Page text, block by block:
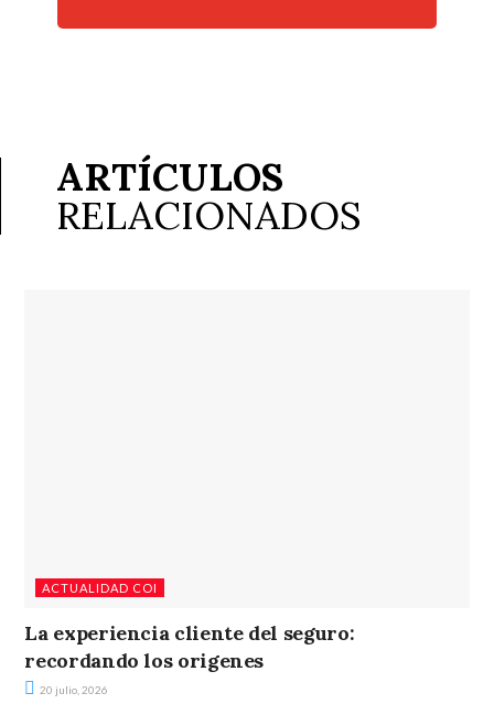
ARTÍCULOS
RELACIONADOS
ACTUALIDAD COI
La experiencia cliente del seguro:
recordando los origenes
20 julio, 2026